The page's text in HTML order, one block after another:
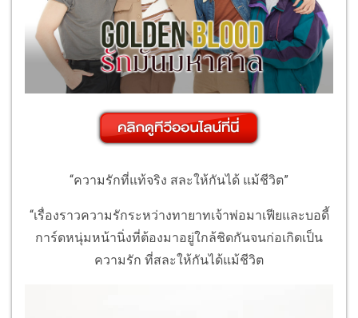
“ความรักที่แท้จริง สละให้กันได้ แม้ชีวิต”
“เรื่องราวความรักระหว่างทายาทเจ้าพ่อมาเฟียและบอดี้
การ์ดหนุ่มหน้านิ่งที่ต้องมาอยู่ใกล้ชิดกันจนก่อเกิดเป็น
ความรัก ที่สละให้กันได้แม้ชีวิต